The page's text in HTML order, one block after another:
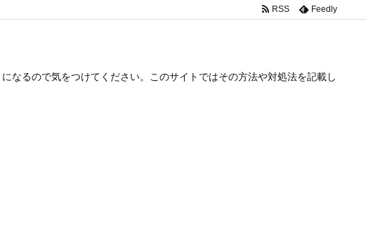
なるので気をつけてください。このサイトではその方法や対処法を記載し
RSS Feedly